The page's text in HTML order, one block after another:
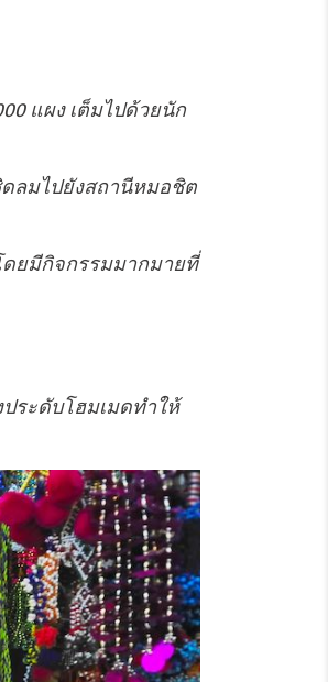
แผง เต็มไปด้วยนัก
ดลมไปยังสถานีหมอชิต
ดยมีกิจกรรมมากมายที่
ระดับโฮมเมดทำให้